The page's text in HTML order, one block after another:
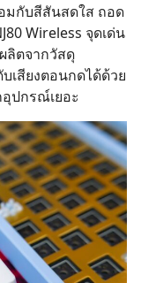
มกับสีสันสดใส ถอด
Wireless จุดเด่น
ลิตจากวัสดุ
เสียงตอนกดได้ด้วย
ปกรณ์เยอะ